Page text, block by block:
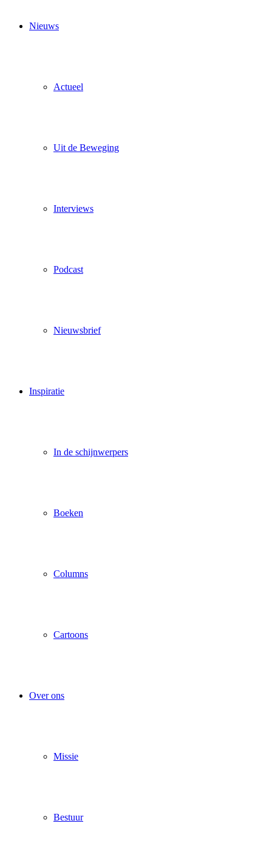
Nieuws
Actueel
Uit de Beweging
Interviews
Podcast
Nieuwsbrief
Inspiratie
In de schijnwerpers
Boeken
Columns
Cartoons
Over ons
Missie
Bestuur